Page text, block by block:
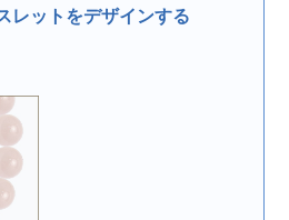
レットをデザインする